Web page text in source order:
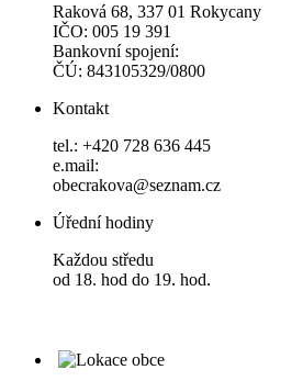
Raková 68, 337 01 Rokycany
IČO: 005 19 391
Bankovní spojení:
ČÚ: 843105329/0800
Kontakt
tel.: +420 728 636 445
e.mail:
obecrakova@seznam.cz
Úřední hodiny
Každou středu
od 18. hod do 19. hod.